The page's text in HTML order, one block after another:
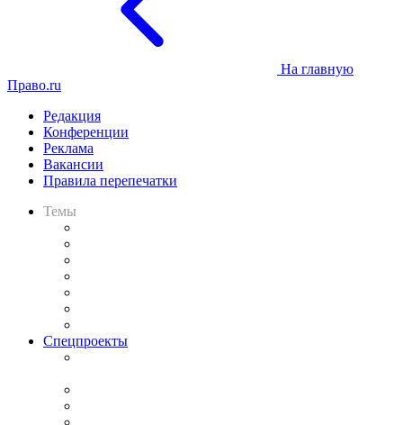
На главную
Право.ru
Редакция
Конференции
Реклама
Вакансии
Правила перепечатки
Темы
Спецпроекты